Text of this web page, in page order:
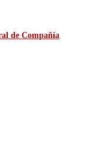
de Compañía